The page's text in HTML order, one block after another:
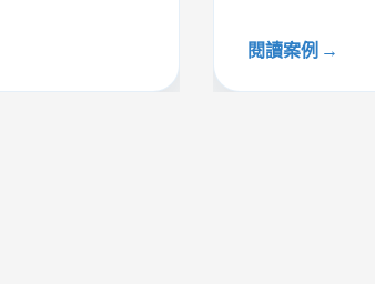
閱讀案例